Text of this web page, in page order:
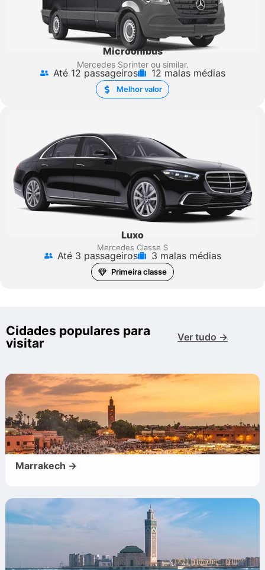
Microônibus
Mercedes Sprinterou similar.
Até 12 passageiros 12 malas médias
Melhor valor
Luxo
Mercedes Classe S
Até 3 passageiros 3 malas médias
Primeira classe
Cidades populares para
visitar
Ver tudo →
Marrakech →